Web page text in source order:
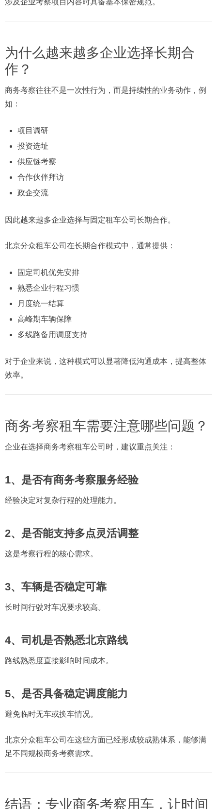
涉及企业考察项目内容时具备基本保密规范。
为什么越来越多企业选择长期合
作？
商务考察往往不是一次性行为，而是持续性的业务动作，例
如：
项目调研
投资选址
供应链考察
合作伙伴拜访
政企交流
因此越来越多企业选择与固定租车公司长期合作。
北京分众租车公司在长期合作模式中，通常提供：
固定司机优先安排
熟悉企业行程习惯
月度统一结算
高峰期车辆保障
多线路备用调度支持
对于企业来说，这种模式可以显著降低沟通成本，提高整体
效率。
商务考察租车需要注意哪些问题？
企业在选择商务考察租车公司时，建议重点关注：
1、是否有商务考察服务经验
经验决定对复杂行程的处理能力。
2、是否能支持多点灵活调整
这是考察行程的核心需求。
3、车辆是否稳定可靠
长时间行驶对车况要求较高。
4、司机是否熟悉北京路线
路线熟悉度直接影响时间成本。
5、是否具备稳定调度能力
避免临时无车或换车情况。
北京分众租车公司在这些方面已经形成较成熟体系，能够满
足不同规模商务考察需求。
结语：专业商务考察用车，让时间